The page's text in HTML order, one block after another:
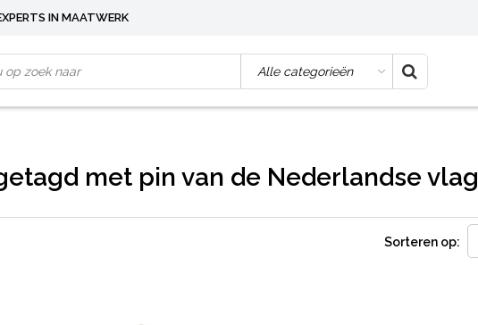
IN MAATWERK
met pin van de Nederlandse vlag
Sorteren op: